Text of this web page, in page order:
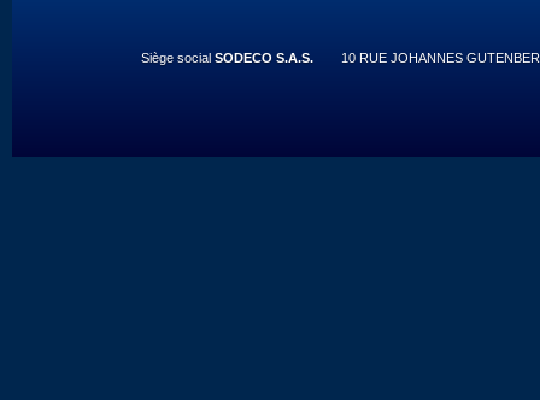
Siège social SODECO S.A.S. 10 RUE JOHANNES